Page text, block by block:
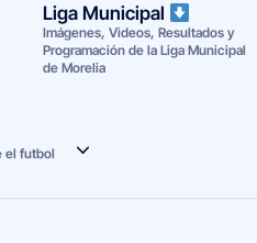
a
2026
Liga Municipal
Imágenes, Videos, Resultados y
Programación de la Liga Municipal
de Morelia
el futbol